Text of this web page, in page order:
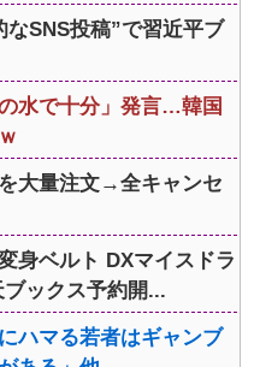
なSNS投稿”で習近平ブ
水で十分」発言…韓国
大量注文→全キャンセ
身ベルト DXマイスドラ
ックス予約開...
ハマる若者はギャンブ